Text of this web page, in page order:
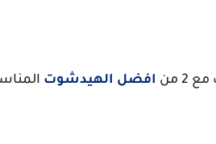
من افضل الهيدشوت